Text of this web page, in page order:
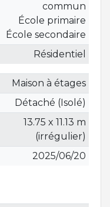
commun
École primaire
École secondaire
Résidentiel
Maison à étages
Détaché (Isolé)
13.75 x 11.13 m
(irrégulier)
2025/06/20